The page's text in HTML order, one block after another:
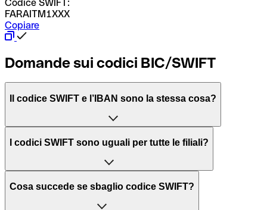
Codice SWIFT:
FARAITM1XXX
Copiare
Domande sui codici BIC/SWIFT
Il codice SWIFT e l’IBAN sono la stessa cosa?
L'acronimo SWIFT sta per “Society for Worldwide
per l’elaborazione dei pagamenti tra diversi Paesi.
Il BIC, invece, sta per “Bank Identifier Code” ed è una
I codici SWIFT sono uguali per tutte le filiali?
Dipende dalle banche. In alcuni casi le banche utilizzano
Cosa succede se sbaglio codice SWIFT?